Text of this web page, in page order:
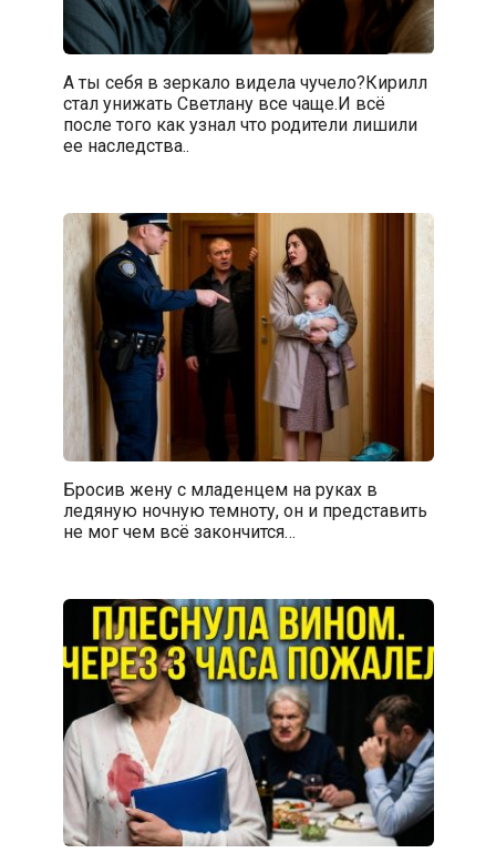
А ты себя в зеркало видела чучело?Кирилл
стал унижать Светлану все чаще.И всё
после того как узнал что родители лишили
ее наследства..
Бросив жену с младенцем на руках в
ледяную ночную темноту, он и представить
не мог чем всё закончится…